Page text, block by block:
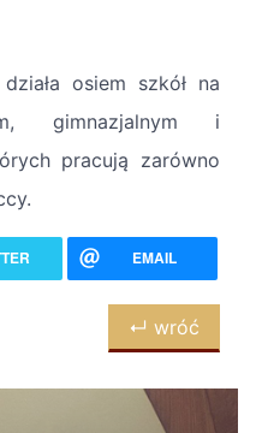
osiem szkół na
gimnazjalnym i
pracują zarówno
EMAIL
↵ wróć